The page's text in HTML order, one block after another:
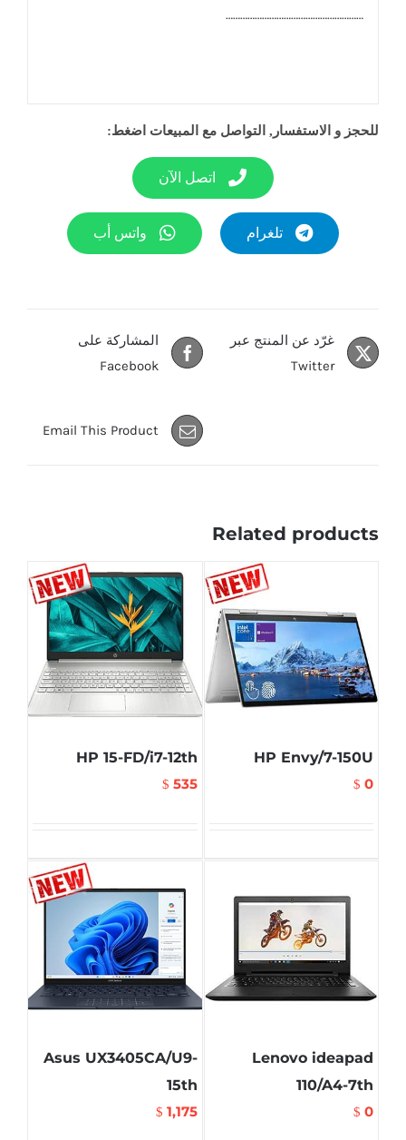
…………………………………………………
للحجز و الاستفسار, التواصل مع المبيعات اضغط:
اتصل الآن
تلغرام واتس أب
المشاركة على
Facebook
غرّد عن المنتج عبر
Twitter
Email This Product
Related products
HP Envy/7-150U
$ 0
HP 15-FD/i7-12th
$ 535
Lenovo ideapad
110/A4-7th
$ 0
Asus UX3405CA/U9-
15th
$ 1,175